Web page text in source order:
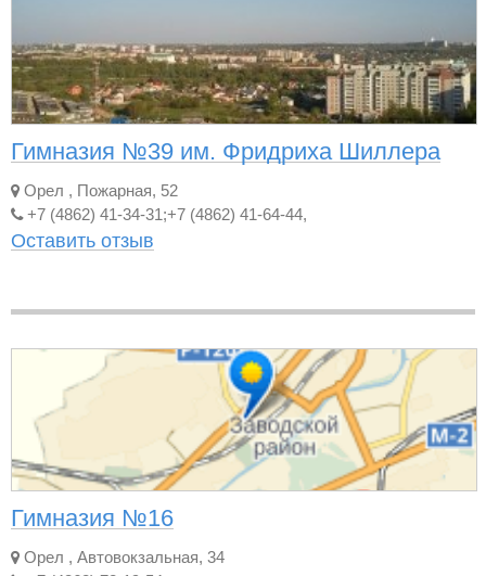
Гимназия №39 им. Фридриха Шиллера
Орел , Пожарная, 52
+7 (4862) 41-34-31;+7 (4862) 41-64-44,
Оставить отзыв
Гимназия №16
Орел , Автовокзальная, 34